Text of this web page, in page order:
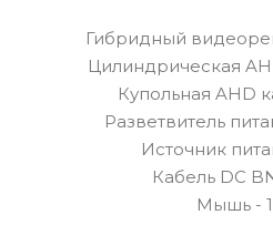
Гибридный
Цилиндрическая
Купольная AHD
Разветвитель
Источник
Кабель DC
Мышь -